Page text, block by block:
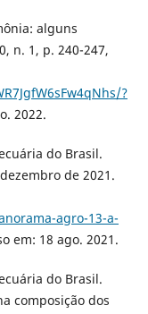
alguns
n. 1, p. 240-247,
?
2022.
do Brasil.
de 2021.
agro-13-a-
em: 18 ago. 2021.
do Brasil.
composição dos